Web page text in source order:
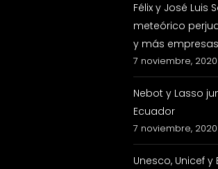
Félix y José Luis
meteórico
y más
7 noviembre, 2020
Nebot y Lasso
Ecuador
7 noviembre, 2020
Unesco, Unicef